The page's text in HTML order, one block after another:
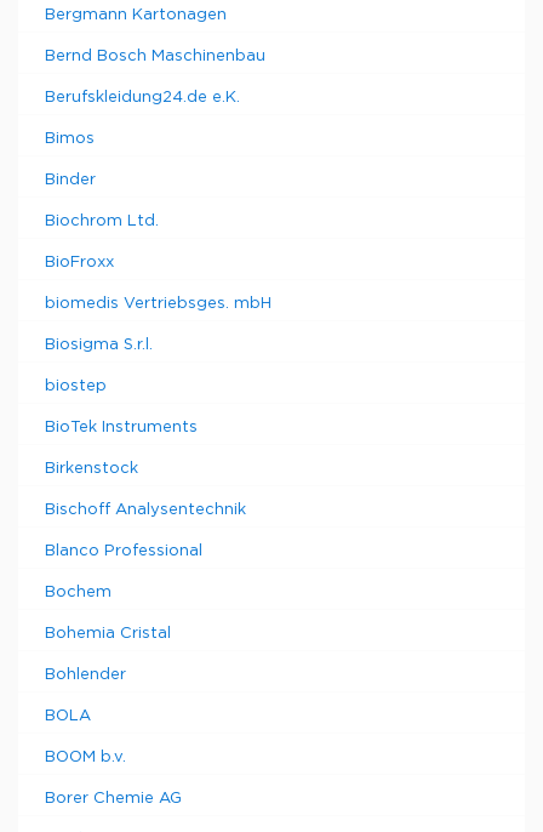
Bergmann Kartonagen
Bernd Bosch Maschinenbau
Berufskleidung24.de e.K.
Bimos
Binder
Biochrom Ltd.
BioFroxx
biomedis Vertriebsges. mbH
Biosigma S.r.l.
biostep
BioTek Instruments
Birkenstock
Bischoff Analysentechnik
Blanco Professional
Bochem
Bohemia Cristal
Bohlender
BOLA
BOOM b.v.
Borer Chemie AG